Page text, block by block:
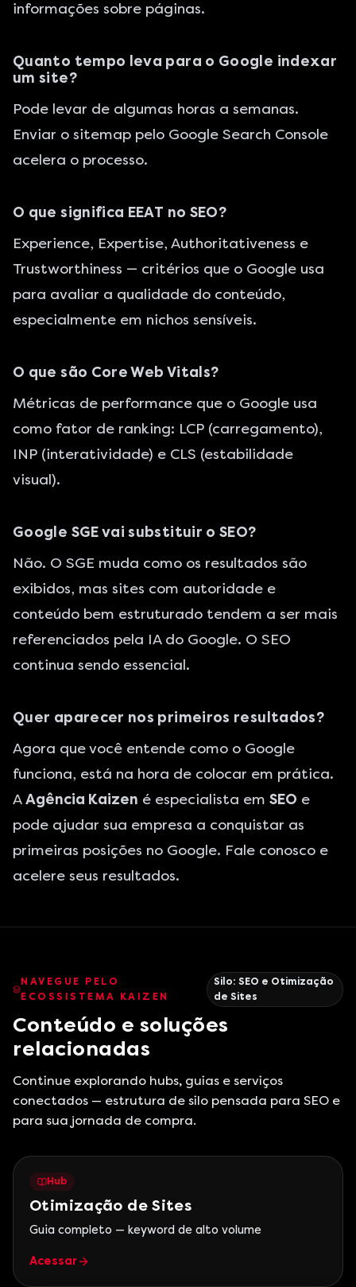
informações sobre páginas.
Quanto tempo leva para o Google indexar
um site?
Pode levar de algumas horas a semanas.
Enviar o sitemap pelo Google Search Console
acelera o processo.
O que significa EEAT no SEO?
Experience, Expertise, Authoritativeness e
Trustworthiness — critérios que o Google usa
para avaliar a qualidade do conteúdo,
especialmente em nichos sensíveis.
O que são Core Web Vitals?
Métricas de performance que o Google usa
como fator de ranking: LCP (carregamento),
INP (interatividade) e CLS (estabilidade
visual).
Google SGE vai substituir o SEO?
Não. O SGE muda como os resultados são
exibidos, mas sites com autoridade e
conteúdo bem estruturado tendem a ser mais
referenciados pela IA do Google. O SEO
continua sendo essencial.
Quer aparecer nos primeiros resultados?
Agora que você entende como o Google
funciona, está na hora de colocar em prática.
AAgência Kaizen é especialista em SEO e
pode ajudar sua empresa a conquistar as
primeiras posições no Google. Fale conosco e
acelere seus resultados.
NAVEGUE PELO
ECOSSISTEMA KAIZEN
Silo: SEO e Otimização
de Sites
Conteúdo e soluções
relacionadas
Continue explorando hubs, guias e serviços
conectados — estrutura de silo pensada para SEO e
para sua jornada de compra.
Hub
Otimização de Sites
Guia completo — keyword de alto volume
Acessar